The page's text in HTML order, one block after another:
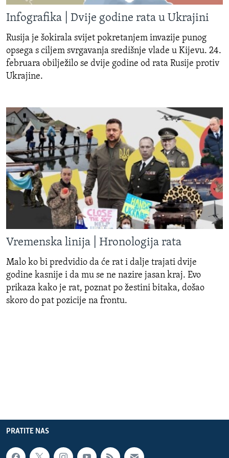
MAGAZIN
Learning English
PRATITE NAS
Jezici
Infografika | Dvije godine rata u Ukrajini
Rusija je šokirala svijet pokretanjem invazije punog
opsega s ciljem svrgavanja središnje vlade u Kijevu. 24.
februara obilježilo se dvije godine od rata Rusije protiv
Ukrajine.
Vremenska linija | Hronologija rata
Malo ko bi predvidio da će rat i dalje trajati dvije
godine kasnije i da mu se ne nazire jasan kraj. Evo
prikaza kako je rat, poznat po žestini bitaka, došao
skoro do pat pozicije na frontu.
PRATITE NAS